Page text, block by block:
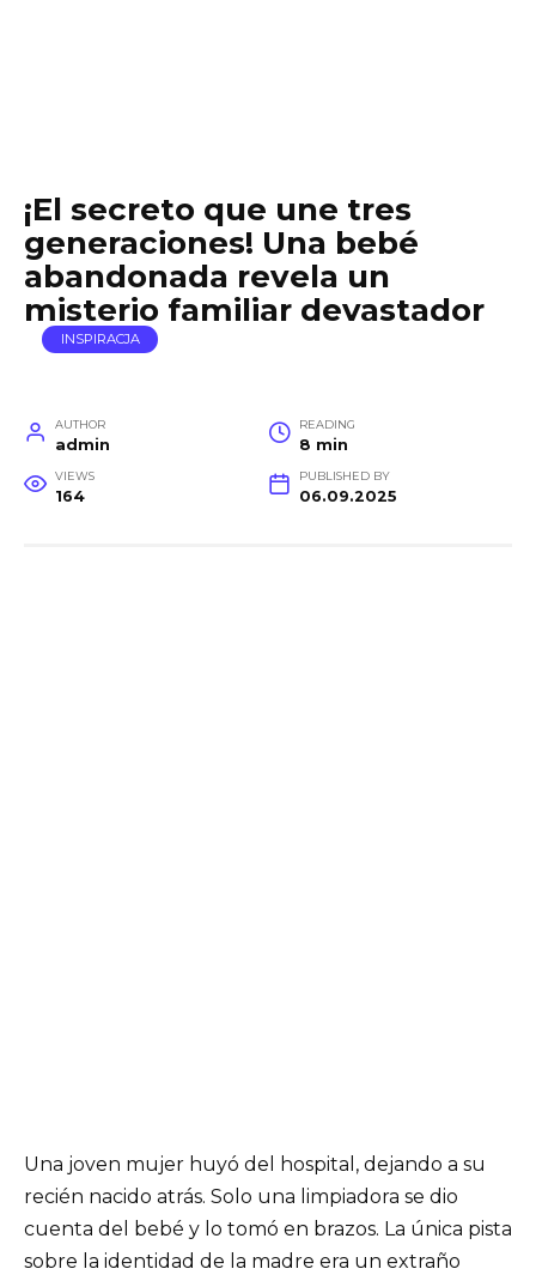
¡El secreto que une tres
generaciones! Una bebé
abandonada revela un
misterio familiar devastador
INSPIRACJA
AUTHOR
admin
READING
8 min
VIEWS
164
PUBLISHED BY
06.09.2025
Una joven mujer huyó del hospital, dejando a su
recién nacido atrás. Solo una limpiadora se dio
cuenta del bebé y lo tomó en brazos. La única pista
sobre la identidad de la madre era un extraño